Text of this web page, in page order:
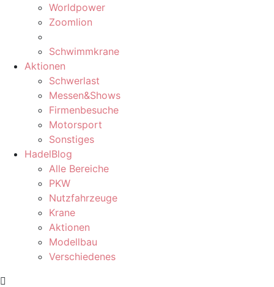
Worldpower
Zoomlion
Schwimmkrane
Aktionen
Schwerlast
Messen&Shows
Firmenbesuche
Motorsport
Sonstiges
HadelBlog
Alle Bereiche
PKW
Nutzfahrzeuge
Krane
Aktionen
Modellbau
Verschiedenes